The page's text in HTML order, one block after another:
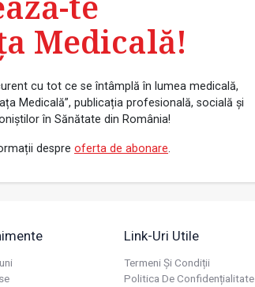
Medicală!
cu tot ce se întâmplă în lumea medicală,
Medicală”, publicația profesională, socială și
în Sănătate din România!
despre oferta de abonare.
Link-Uri Utile
Termeni Și Condiții
Politica De Confidențialitate